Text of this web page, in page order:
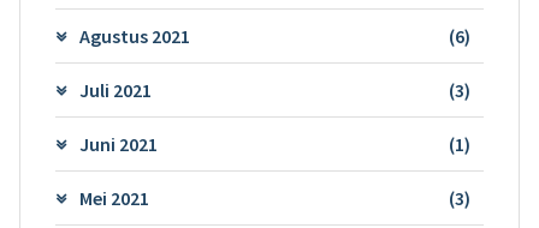
Agustus 2021 (6)
Juli 2021 (3)
Juni 2021 (1)
Mei 2021 (3)